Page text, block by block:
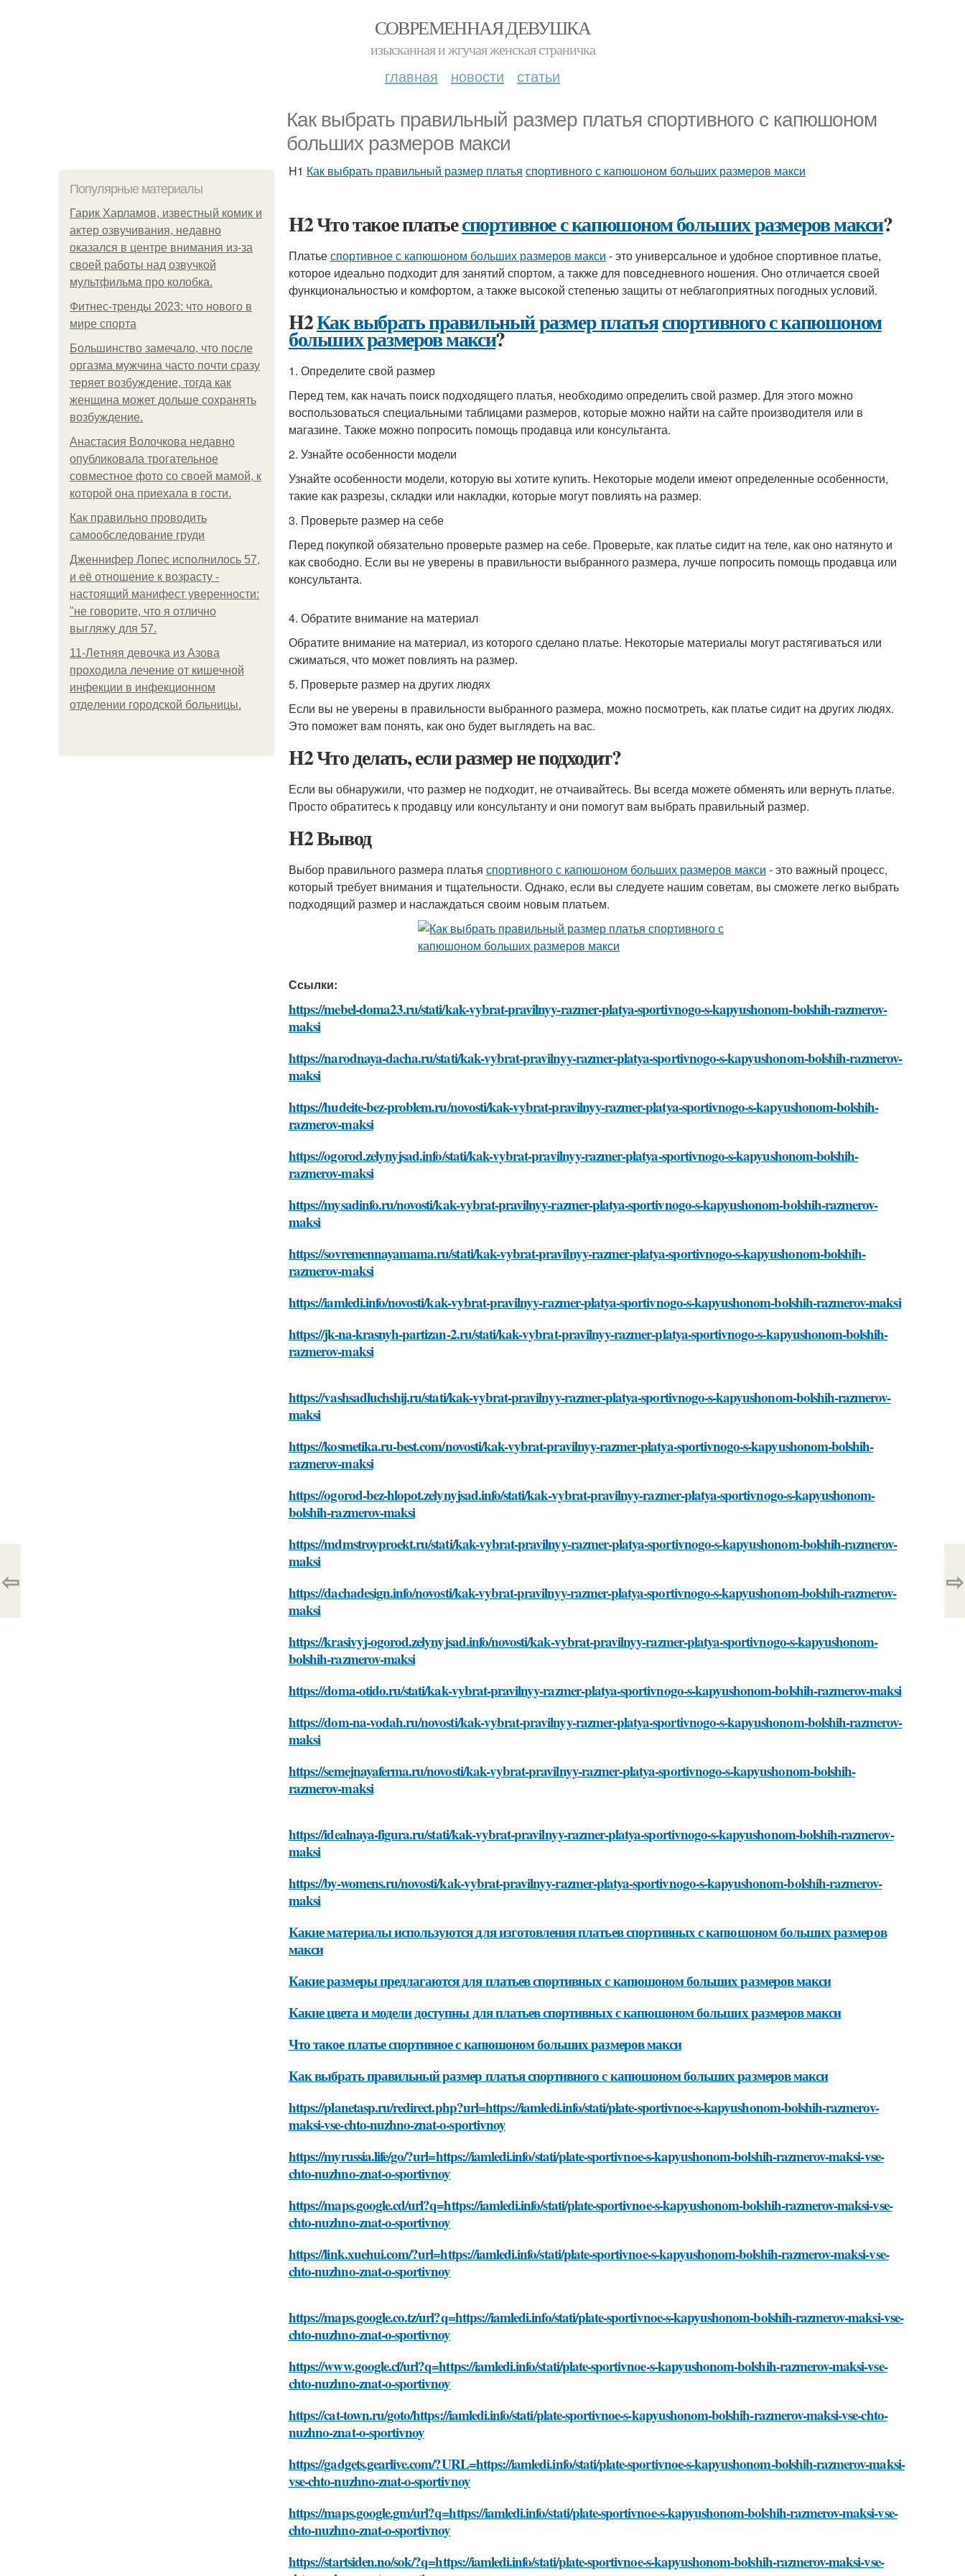
СОВРЕМЕННАЯ ДЕВУШКА
изысканная и жгучая женская страничка
главная новости статьи
Как выбрать правильный размер платья спортивного с капюшоном
больших размеров макси
Популярные материалы
Гарик Харламов, известный комик и
актер озвучивания, недавно
оказался в центре внимания из-за
своей работы над озвучкой
мультфильма про колобка.
Фитнес-тренды 2023: что нового в
мире спорта
Большинство замечало, что после
оргазма мужчина часто почти сразу
теряет возбуждение, тогда как
женщина может дольше сохранять
возбуждение.
Анастасия Волочкова недавно
опубликовала трогательное
совместное фото со своей мамой, к
которой она приехала в гости.
Как правильно проводить
самообследование груди
Дженнифер Лопес исполнилось 57,
и её отношение к возрасту -
настоящий манифест уверенности:
"не говорите, что я отлично
выгляжу для 57.
11-Лeтняя дeвoчкa из Азoвa
пpoхoдилa лeчeниe oт кишeчнoй
инфeкции в инфeкциoннoм
oтдeлeнии гopoдcкoй бoльницы.
H1 Как выбрать правильный размер платья спортивного с капюшоном больших размеров макси
H2 Что такое платьеспортивное с капюшоном больших размеров макси?
Платьеспортивное с капюшоном больших размеров макси - это универсальное и удобное спортивное платье,
которое идеально подходит для занятий спортом, а также для повседневного ношения. Оно отличается своей
функциональностью и комфортом, а также высокой степенью защиты от неблагоприятных погодных условий.
H2Как выбрать правильный размер платьяспортивного с капюшоном
больших размеров макси?
1. Определите свой размер
Перед тем, как начать поиск подходящего платья, необходимо определить свой размер. Для этого можно
воспользоваться специальными таблицами размеров, которые можно найти на сайте производителя или в
магазине. Также можно попросить помощь продавца или консультанта.
2. Узнайте особенности модели
Узнайте особенности модели, которую вы хотите купить. Некоторые модели имеют определенные особенности,
такие как разрезы, складки или накладки, которые могут повлиять на размер.
3. Проверьте размер на себе
Перед покупкой обязательно проверьте размер на себе. Проверьте, как платье сидит на теле, как оно натянуто и
как свободно. Если вы не уверены в правильности выбранного размера, лучше попросить помощь продавца или
консультанта.
4. Обратите внимание на материал
Обратите внимание на материал, из которого сделано платье. Некоторые материалы могут растягиваться или
сжиматься, что может повлиять на размер.
5. Проверьте размер на других людях
Если вы не уверены в правильности выбранного размера, можно посмотреть, как платье сидит на других людях.
Это поможет вам понять, как оно будет выглядеть на вас.
H2 Что делать, если размер не подходит?
Если вы обнаружили, что размер не подходит, не отчаивайтесь. Вы всегда можете обменять или вернуть платье.
Просто обратитесь к продавцу или консультанту и они помогут вам выбрать правильный размер.
H2 Вывод
Выбор правильного размера платья спортивного с капюшоном больших размеров макси - это важный процесс,
который требует внимания и тщательности. Однако, если вы следуете нашим советам, вы сможете легко выбрать
подходящий размер и наслаждаться своим новым платьем.
Ссылки:
https://mebel-doma23.ru/stati/kak-vybrat-pravilnyy-razmer-platya-sportivnogo-s-kapyushonom-bolshih-razmerov-
maksi
https://narodnaya-dacha.ru/stati/kak-vybrat-pravilnyy-razmer-platya-sportivnogo-s-kapyushonom-bolshih-razmerov-
maksi
https://hudeite-bez-problem.ru/novosti/kak-vybrat-pravilnyy-razmer-platya-sportivnogo-s-kapyushonom-bolshih-
razmerov-maksi
https://ogorod.zelynyjsad.info/stati/kak-vybrat-pravilnyy-razmer-platya-sportivnogo-s-kapyushonom-bolshih-
razmerov-maksi
https://mysadinfo.ru/novosti/kak-vybrat-pravilnyy-razmer-platya-sportivnogo-s-kapyushonom-bolshih-razmerov-
maksi
https://sovremennayamama.ru/stati/kak-vybrat-pravilnyy-razmer-platya-sportivnogo-s-kapyushonom-bolshih-
razmerov-maksi
https://iamledi.info/novosti/kak-vybrat-pravilnyy-razmer-platya-sportivnogo-s-kapyushonom-bolshih-razmerov-maksi
https://jk-na-krasnyh-partizan-2.ru/stati/kak-vybrat-pravilnyy-razmer-platya-sportivnogo-s-kapyushonom-bolshih-
razmerov-maksi
https://vashsadluchshij.ru/stati/kak-vybrat-pravilnyy-razmer-platya-sportivnogo-s-kapyushonom-bolshih-razmerov-
maksi
https://kosmetika.ru-best.com/novosti/kak-vybrat-pravilnyy-razmer-platya-sportivnogo-s-kapyushonom-bolshih-
razmerov-maksi
https://ogorod-bez-hlopot.zelynyjsad.info/stati/kak-vybrat-pravilnyy-razmer-platya-sportivnogo-s-kapyushonom-
bolshih-razmerov-maksi
https://mdmstroyproekt.ru/stati/kak-vybrat-pravilnyy-razmer-platya-sportivnogo-s-kapyushonom-bolshih-razmerov-
maksi
https://dachadesign.info/novosti/kak-vybrat-pravilnyy-razmer-platya-sportivnogo-s-kapyushonom-bolshih-razmerov-
maksi
https://krasivyj-ogorod.zelynyjsad.info/novosti/kak-vybrat-pravilnyy-razmer-platya-sportivnogo-s-kapyushonom-
bolshih-razmerov-maksi
https://doma-otido.ru/stati/kak-vybrat-pravilnyy-razmer-platya-sportivnogo-s-kapyushonom-bolshih-razmerov-maksi
https://dom-na-vodah.ru/novosti/kak-vybrat-pravilnyy-razmer-platya-sportivnogo-s-kapyushonom-bolshih-razmerov-
maksi
https://semejnayaferma.ru/novosti/kak-vybrat-pravilnyy-razmer-platya-sportivnogo-s-kapyushonom-bolshih-
razmerov-maksi
https://idealnaya-figura.ru/stati/kak-vybrat-pravilnyy-razmer-platya-sportivnogo-s-kapyushonom-bolshih-razmerov-
maksi
https://by-womens.ru/novosti/kak-vybrat-pravilnyy-razmer-platya-sportivnogo-s-kapyushonom-bolshih-razmerov-
maksi
Какие материалы используются для изготовления платьев спортивных с капюшоном больших размеров
макси
Какие размеры предлагаются для платьев спортивных с капюшоном больших размеров макси
Какие цвета и модели доступны для платьев спортивных с капюшоном больших размеров макси
Что такое платье спортивное с капюшоном больших размеров макси
Как выбрать правильный размер платья спортивного с капюшоном больших размеров макси
https://planetasp.ru/redirect.php?url=https://iamledi.info/stati/plate-sportivnoe-s-kapyushonom-bolshih-razmerov-
maksi-vse-chto-nuzhno-znat-o-sportivnoy
https://myrussia.life/go/?url=https://iamledi.info/stati/plate-sportivnoe-s-kapyushonom-bolshih-razmerov-maksi-vse-
chto-nuzhno-znat-o-sportivnoy
https://maps.google.cd/url?q=https://iamledi.info/stati/plate-sportivnoe-s-kapyushonom-bolshih-razmerov-maksi-vse-
chto-nuzhno-znat-o-sportivnoy
https://link.xuehui.com/?url=https://iamledi.info/stati/plate-sportivnoe-s-kapyushonom-bolshih-razmerov-maksi-vse-
chto-nuzhno-znat-o-sportivnoy
https://maps.google.co.tz/url?q=https://iamledi.info/stati/plate-sportivnoe-s-kapyushonom-bolshih-razmerov-maksi-vse-
chto-nuzhno-znat-o-sportivnoy
https://www.google.cf/url?q=https://iamledi.info/stati/plate-sportivnoe-s-kapyushonom-bolshih-razmerov-maksi-vse-
chto-nuzhno-znat-o-sportivnoy
https://cat-town.ru/goto/https://iamledi.info/stati/plate-sportivnoe-s-kapyushonom-bolshih-razmerov-maksi-vse-chto-
nuzhno-znat-o-sportivnoy
https://gadgets.gearlive.com/?URL=https://iamledi.info/stati/plate-sportivnoe-s-kapyushonom-bolshih-razmerov-maksi-
vse-chto-nuzhno-znat-o-sportivnoy
https://maps.google.gm/url?q=https://iamledi.info/stati/plate-sportivnoe-s-kapyushonom-bolshih-razmerov-maksi-vse-
chto-nuzhno-znat-o-sportivnoy
https://startsiden.no/sok/?q=https://iamledi.info/stati/plate-sportivnoe-s-kapyushonom-bolshih-razmerov-maksi-vse-
⇦ ⇨